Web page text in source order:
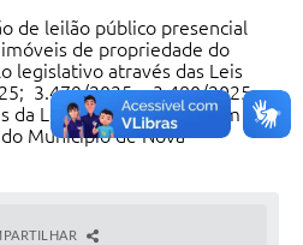
de leilão público presencial
de propriedade do
legislativo através das Leis
3.479/2025 e 3.480/2025.,
da Lei nº 14.133/2021, em
Município de Nova